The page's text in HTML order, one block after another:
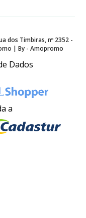
dos Timbiras, nº 2352 -
| By - Amopromo
Dados
a